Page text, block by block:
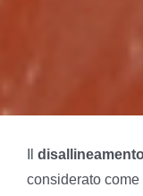
considerato